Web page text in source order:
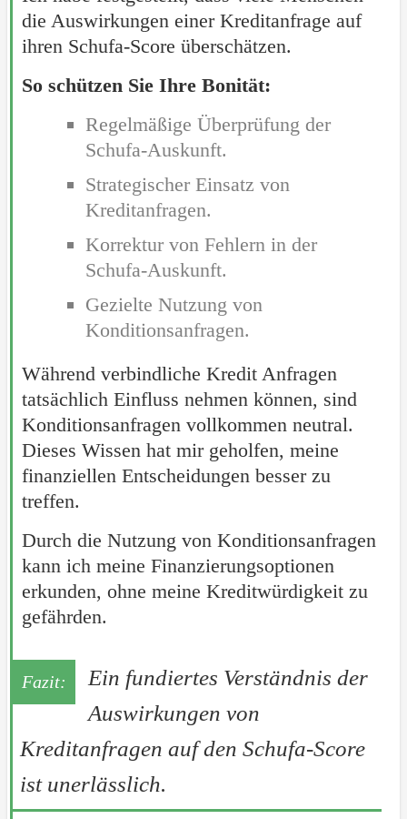
die Auswirkungen einer Kreditanfrage auf
ihren Schufa-Score überschätzen.
So schützen Sie Ihre Bonität:
Regelmäßige Überprüfung der
Schufa-Auskunft.
Strategischer Einsatz von
Kreditanfragen.
Korrektur von Fehlern in der
Schufa-Auskunft.
Gezielte Nutzung von
Konditionsanfragen.
Während verbindliche Kredit Anfragen
tatsächlich Einfluss nehmen können, sind
Konditionsanfragen vollkommen neutral.
Dieses Wissen hat mir geholfen, meine
finanziellen Entscheidungen besser zu
treffen.
Durch die Nutzung von Konditionsanfragen
kann ich meine Finanzierungsoptionen
erkunden, ohne meine Kreditwürdigkeit zu
gefährden.
Ein fundiertes Verständnis der
Auswirkungen von
Kreditanfragen auf den Schufa-Score
ist unerlässlich.